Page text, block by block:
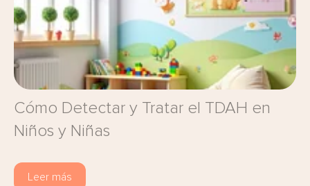
Cómo Detectar y Tratar el TDAH en
Niños y Niñas
Leer más